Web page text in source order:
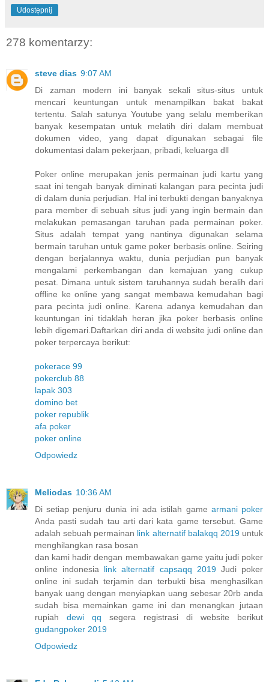
Udostępnij
278 komentarzy:
steve dias 9:07 AM
Di zaman modern ini banyak sekali situs-situs untuk
mencari keuntungan untuk menampilkan bakat bakat
tertentu. Salah satunya Youtube yang selalu memberikan
banyak kesempatan untuk melatih diri dalam membuat
dokumen video, yang dapat digunakan sebagai file
dokumentasi dalam pekerjaan, pribadi, keluarga dll
Poker online merupakan jenis permainan judi kartu yang
saat ini tengah banyak diminati kalangan para pecinta judi
di dalam dunia perjudian. Hal ini terbukti dengan banyaknya
para member di sebuah situs judi yang ingin bermain dan
melakukan pemasangan taruhan pada permainan poker.
Situs adalah tempat yang nantinya digunakan selama
bermain taruhan untuk game poker berbasis online. Seiring
dengan berjalannya waktu, dunia perjudian pun banyak
mengalami perkembangan dan kemajuan yang cukup
pesat. Dimana untuk sistem taruhannya sudah beralih dari
offline ke online yang sangat membawa kemudahan bagi
para pecinta judi online. Karena adanya kemudahan dan
keuntungan ini tidaklah heran jika poker berbasis online
lebih digemari.Daftarkan diri anda di website judi online dan
poker terpercaya berikut:
pokerace 99
pokerclub 88
lapak 303
domino bet
poker republik
afa poker
poker online
Odpowiedz
Meliodas 10:36 AM
Di setiap penjuru dunia ini ada istilah game armani poker
Anda pasti sudah tau arti dari kata game tersebut. Game
adalah sebuah permainan link alternatif balakqq 2019untuk
menghilangkan rasa bosan
dan kami hadir dengan membawakan game yaitu judi poker
online indonesia link alternatif capsaqq 2019Judi poker
online ini sudah terjamin dan terbukti bisa menghasilkan
banyak uang dengan menyiapkan uang sebesar 20rb anda
sudah bisa memainkan game ini dan menangkan jutaan
rupiah dewi qq segera registrasi di website berikut
gudangpoker 2019
Odpowiedz